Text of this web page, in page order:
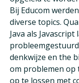
Bij Educom
diverse topics.
Java als
denkwijze en the
om problemen op
op te lossen met